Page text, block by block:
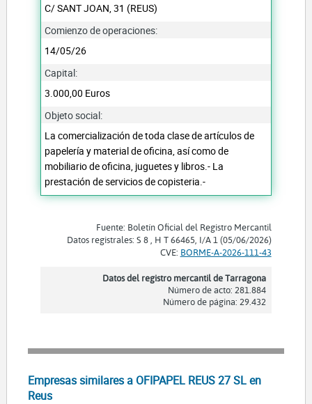
C/ SANT JOAN, 31 (REUS)
Comienzo de operaciones:
14/05/26
Capital:
3.000,00 Euros
Objeto social:
La comercialización de toda clase de artículos de
papelería y material de oficina, así como de
mobiliario de oficina, juguetes y libros.- La
prestación de servicios de copisteria.-
Fuente: Boletín Oficial del Registro Mercantil
Datos registrales: S 8 , H T 66465, I/A 1 (05/06/2026)
CVE: BORME-A-2026-111-43
Datos del registro mercantil de Tarragona
Número de acto: 281.884
Número de página: 29.432
Empresas similares a OFIPAPEL REUS 27 SL en
Reus